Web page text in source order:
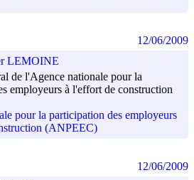
LEMOINE
de l'Agence nationale pour la
employeurs à l'effort de construction
pour la participation des employeurs
(ANPEEC)
12/06/2009
12/06/2009